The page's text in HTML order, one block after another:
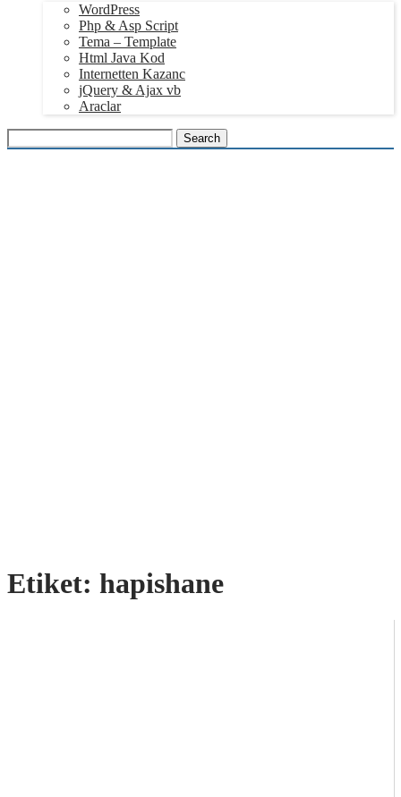
WordPress
Php & Asp Script
Tema – Template
Html Java Kod
Internetten Kazanc
jQuery & Ajax vb
Araclar
Etiket: hapishane